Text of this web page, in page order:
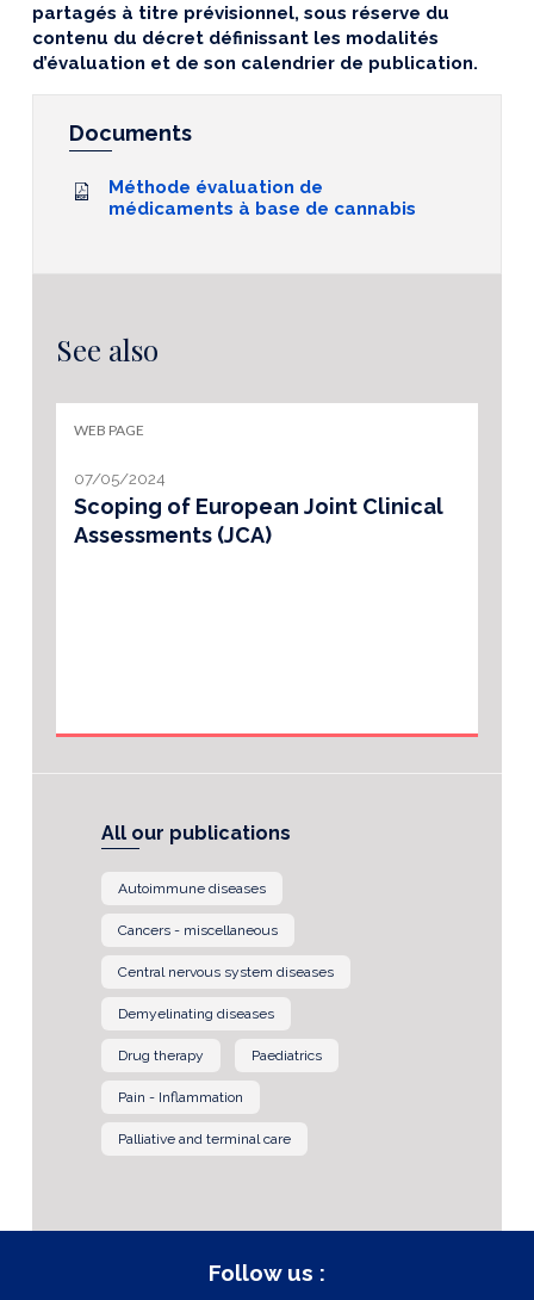
partagés à titre prévisionnel, sous réserve du
contenu du décret définissant les modalités
d’évaluation et de son calendrier de publication.
Documents
Méthode évaluation de
médicaments à base de cannabis
See also
WEB PAGE
07/05/2024
Scoping of European Joint Clinical
Assessments (JCA)
All our publications
Autoimmune diseases
Cancers - miscellaneous
Central nervous system diseases
Demyelinating diseases
Drug therapy Paediatrics
Pain - Inflammation
Palliative and terminal care
Follow us :